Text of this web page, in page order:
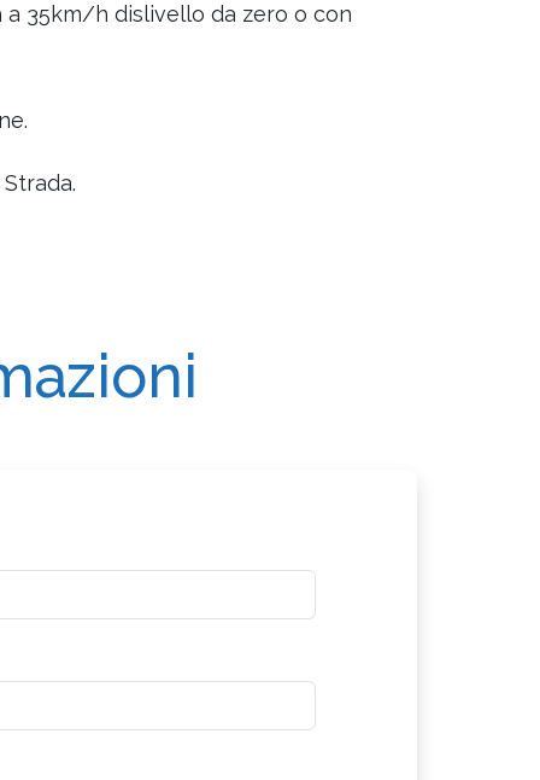
a 35km/h dislivello da zero o con